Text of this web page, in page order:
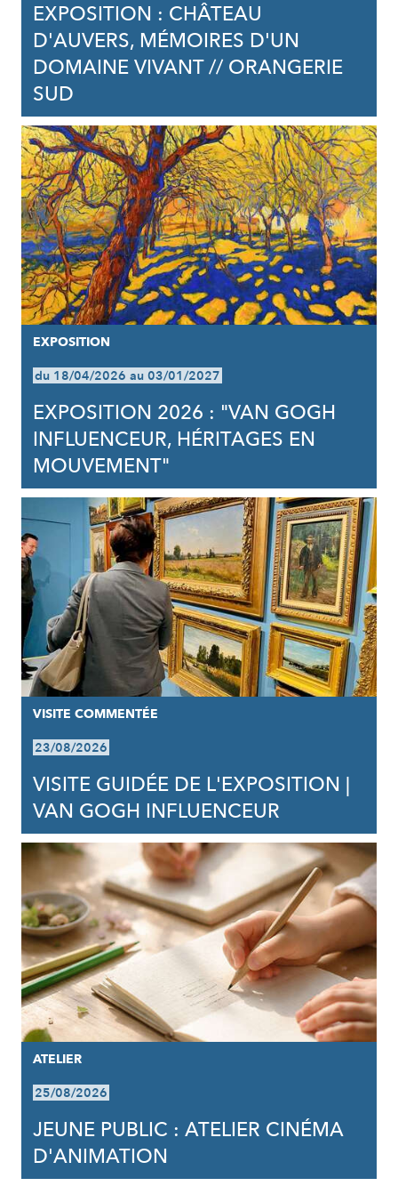
EXPOSITION : CHÂTEAU
D'AUVERS, MÉMOIRES D'UN
DOMAINE VIVANT // ORANGERIE
SUD
EXPOSITION
du 18/04/2026 au 03/01/2027
EXPOSITION 2026 : "VAN GOGH
INFLUENCEUR, HÉRITAGES EN
MOUVEMENT"
VISITE COMMENTÉE
23/08/2026
VISITE GUIDÉE DE L'EXPOSITION |
VAN GOGH INFLUENCEUR
ATELIER
25/08/2026
JEUNE PUBLIC : ATELIER CINÉMA
D'ANIMATION